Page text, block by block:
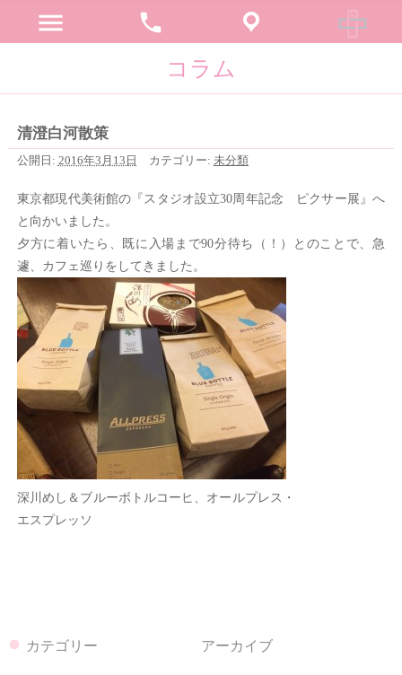
menu phone
コラム
清澄白河散策
公開日: 2016年3月13日 カテゴリー: 未分類
東京都現代美術館の『スタジオ設立30周年記念 ピクサー展』へ
と向かいました。
夕方に着いたら、既に入場まで90分待ち（！）とのことで、急
遽、カフェ巡りをしてきました。
深川めし＆ブルーボトルコーヒ、オールプレス・
エスプレッソ
カテゴリー アーカイブ